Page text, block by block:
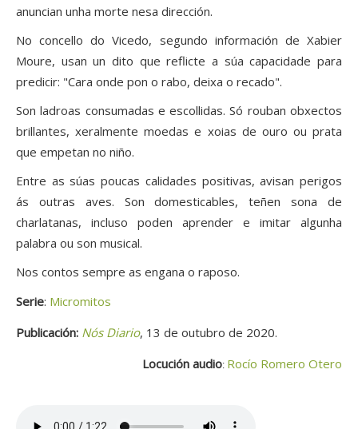
anuncian unha morte nesa dirección.
No concello do Vicedo, segundo información de Xabier
Moure, usan un dito que reflicte a súa capacidade para
predicir: "Cara onde pon o rabo, deixa o recado".
Son ladroas consumadas e escollidas. Só rouban obxectos
brillantes, xeralmente moedas e xoias de ouro ou prata
que empetan no niño.
Entre as súas poucas calidades positivas, avisan perigos
ás outras aves. Son domesticables, teñen sona de
charlatanas, incluso poden aprender e imitar algunha
palabra ou son musical.
Nos contos sempre as engana o raposo.
Serie: Micromitos
Publicación: Nós Diario, 13 de outubro de 2020.
Locución audio: Rocío Romero Otero